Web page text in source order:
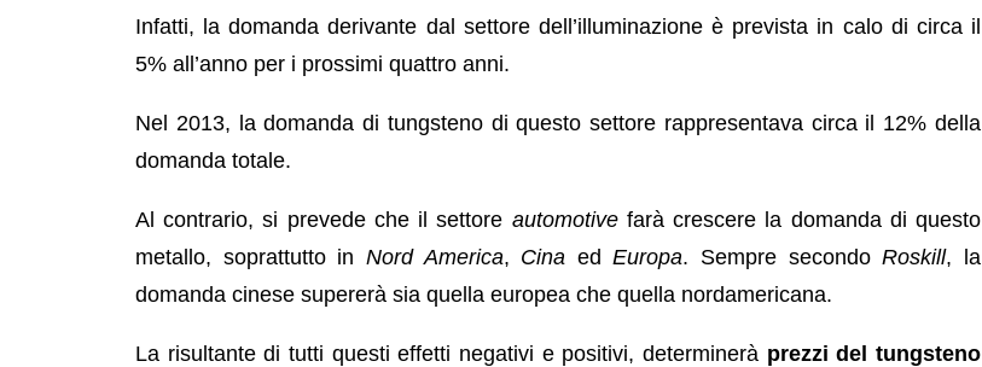
Infatti, la domanda derivante dal settore dell’illuminazione è prevista in calo di circa il
5% all’anno per i prossimi quattro anni.
Nel 2013, la domanda di tungsteno di questo settore rappresentava circa il 12% della
domanda totale.
Al contrario, si prevede che il settore automotivefarà crescere la domanda di questo
metallo, soprattutto in Nord America, Cina edEuropa. Sempre secondoRoskill, la
domanda cinese supererà sia quella europea che quella nordamericana.
La risultante di tutti questi effetti negativi e positivi, determinerà prezzi del tungsteno